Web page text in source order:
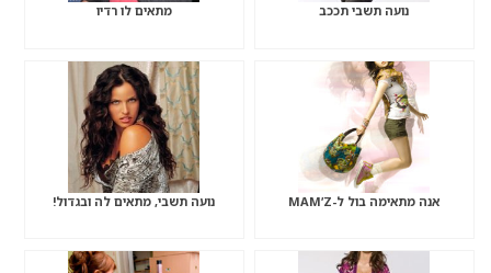
נועה תשבי תככב מתאים לו רדיו
אנה מתאימה בול ל-MAM’Z נועה תשבי, מתאים לה ובגדול!